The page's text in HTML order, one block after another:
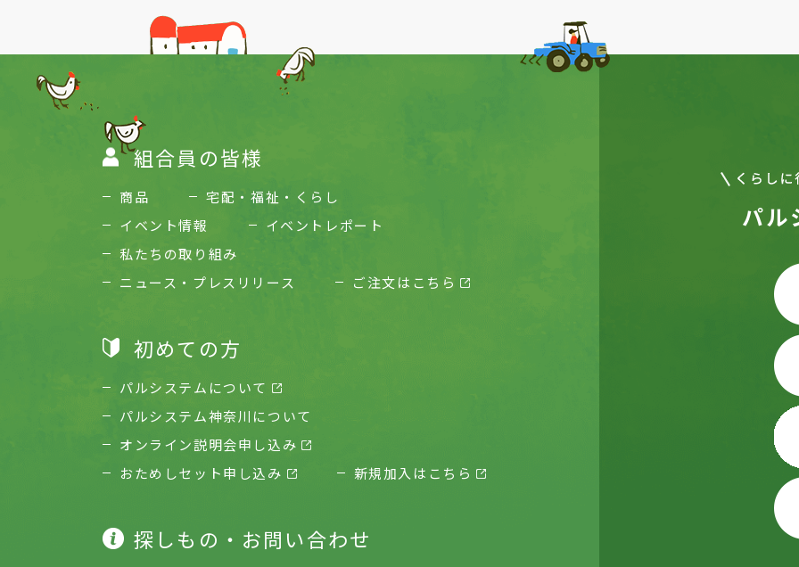
組合員の皆様
商品
宅配・福祉・くらし
イベント情報
イベントレポート
私たちの取り組み
ニュース・プレスリリース
ご注文はこちら
初めての方
パルシステムについて
パルシステム神奈川について
オンライン説明会申し込み
おためしセット申し込み
新規加入はこちら
探しもの・お問い合わせ
パル